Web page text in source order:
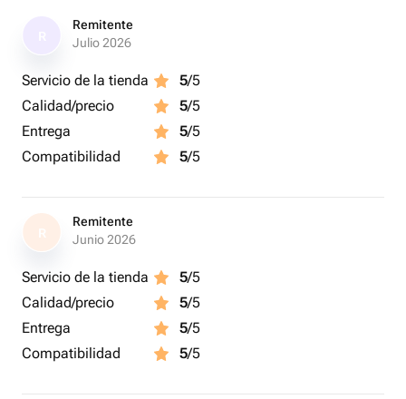
Remitente
Julio 2026
Servicio de la tienda 5/5
Calidad/precio
5/5
Entrega
5/5
Compatibilidad
5/5
R
Remitente
Junio 2026
Servicio de la tienda 5/5
Calidad/precio
5/5
Entrega
5/5
Compatibilidad
5/5